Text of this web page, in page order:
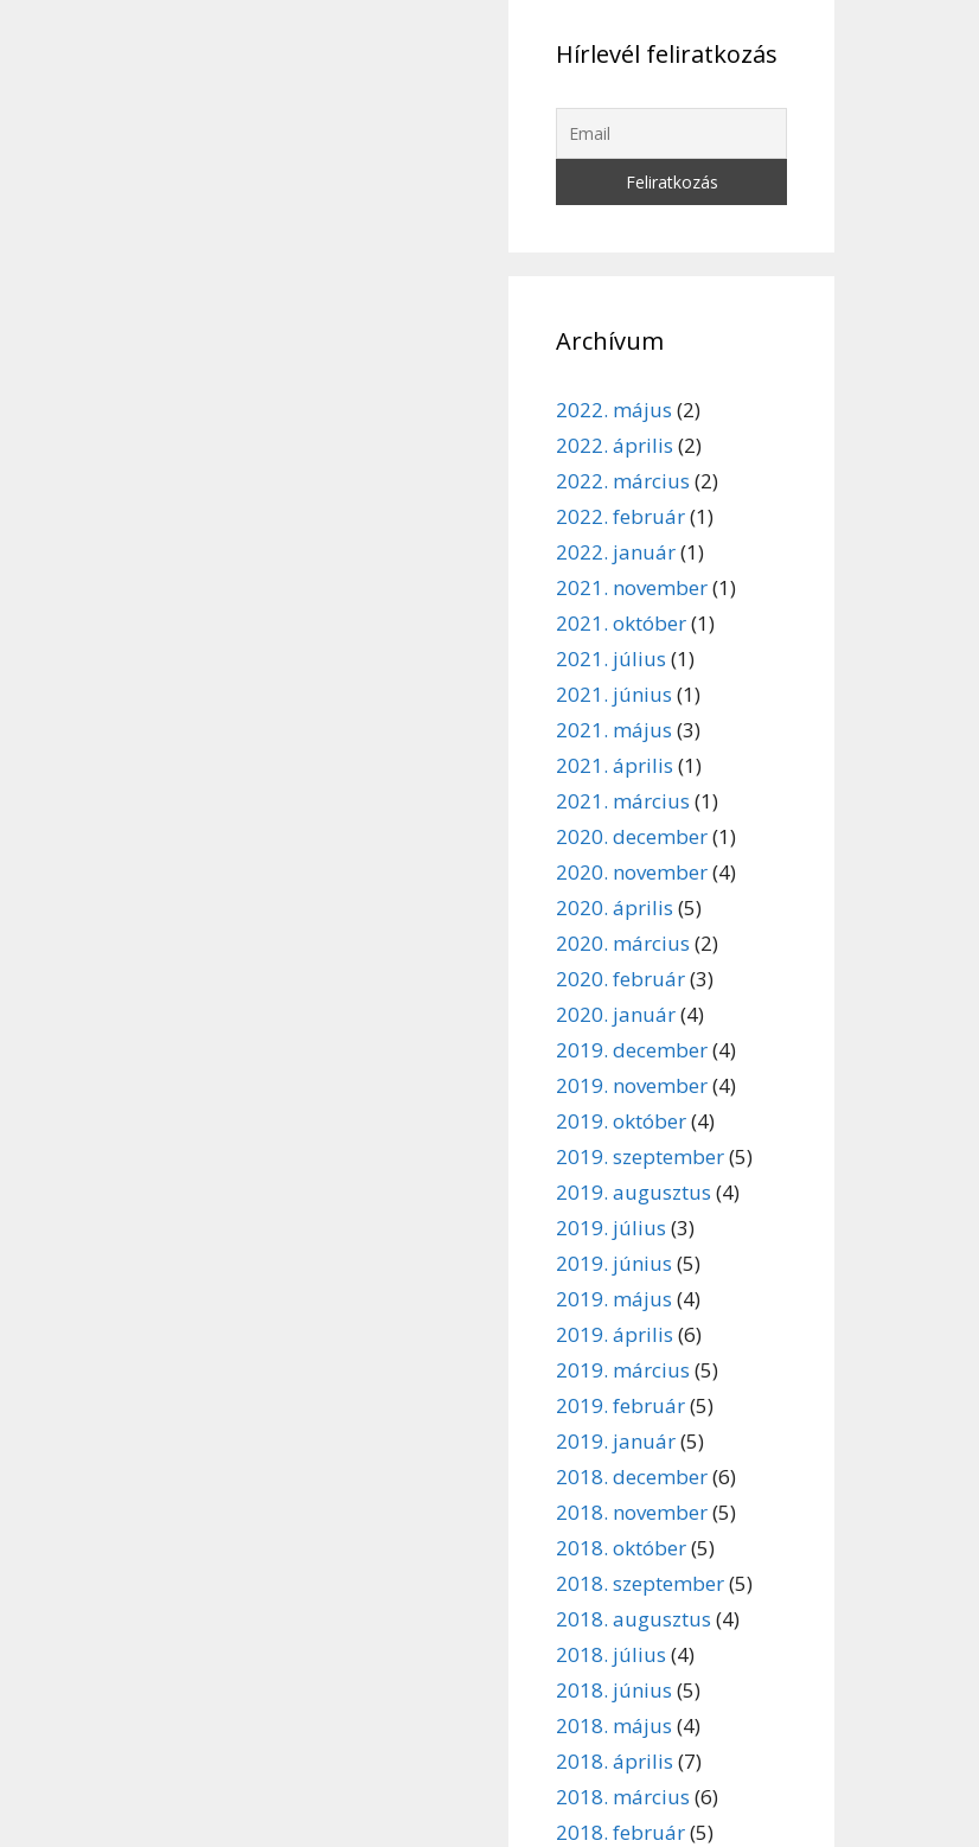
Hírlevél feliratkozás
Archívum
2022. május (2)
2022. április (2)
2022. március (2)
2022. február(1)
2022. január(1)
2021. november(1)
2021. október(1)
2021. július (1)
2021. június (1)
2021. május (3)
2021. április (1)
2021. március (1)
2020. december(1)
2020. november(4)
2020. április (5)
2020. március (2)
2020. február(3)
2020. január(4)
2019. december(4)
2019. november(4)
2019. október(4)
2019. szeptember(5)
2019. augusztus (4)
2019. július (3)
2019. június (5)
2019. május (4)
2019. április (6)
2019. március (5)
2019. február(5)
2019. január(5)
2018. december(6)
2018. november(5)
2018. október(5)
2018. szeptember(5)
2018. augusztus (4)
2018. július (4)
2018. június (5)
2018. május (4)
2018. április (7)
2018. március (6)
2018. február(5)